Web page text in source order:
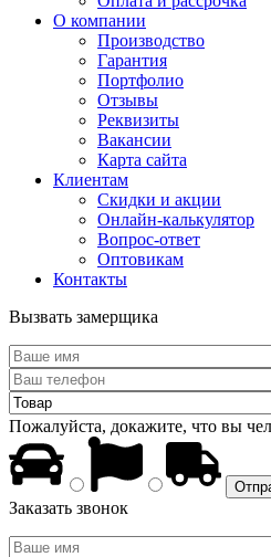
О компании
Производство
Гарантия
Портфолио
Отзывы
Реквизиты
Вакансии
Карта сайта
Клиентам
Скидки и акции
Онлайн-калькулятор
Вопрос-ответ
Оптовикам
Контакты
Вызвать замерщика
Пожалуйста, докажите, что вы
Заказать звонок